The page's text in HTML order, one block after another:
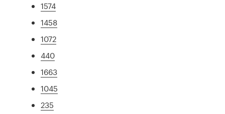
1574
1458
1072
440
1663
1045
235